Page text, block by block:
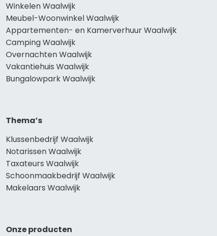
Winkelen Waalwijk
Meubel-Woonwinkel Waalwijk
Appartementen- en Kamerverhuur Waalwijk
Camping Waalwijk
Overnachten Waalwijk
Vakantiehuis Waalwijk
Bungalowpark Waalwijk
Thema’s
Klussenbedrijf Waalwijk
Notarissen Waalwijk
Taxateurs Waalwijk
Schoonmaakbedrijf Waalwijk
Makelaars Waalwijk
Onze producten